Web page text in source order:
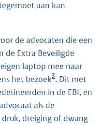
aan kan
de advocaten die een
de Extra Beveiligde
laptop mee naar
het bezoek3. Dit met
in de EBI, en
als de
dreiging of dwang